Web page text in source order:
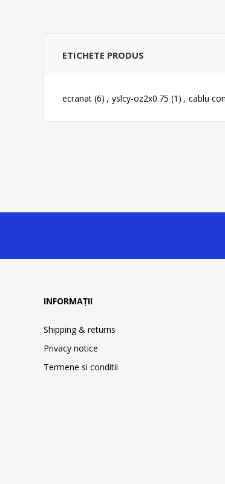
ETICHETE PRODUS
ecranat (6) , yslcy-oz2x0.75 (1) , cablu
INFORMAȚII
Shipping & returns
Privacy notice
Termene si conditii